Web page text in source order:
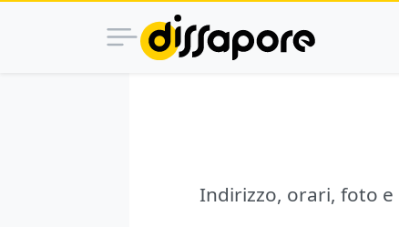
Indirizzo, orari, foto e